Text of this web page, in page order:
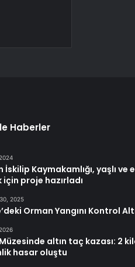
Haberler
İskilip Kaymakamlığı, yaşlı
proje hazırladı
2025
Orman Yangını Kontrol
altın taç kazası: 2
hasar oluştu